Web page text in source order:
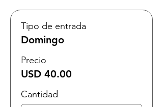
Tipo de entrada
Domingo
Precio
USD 40.00
Cantidad